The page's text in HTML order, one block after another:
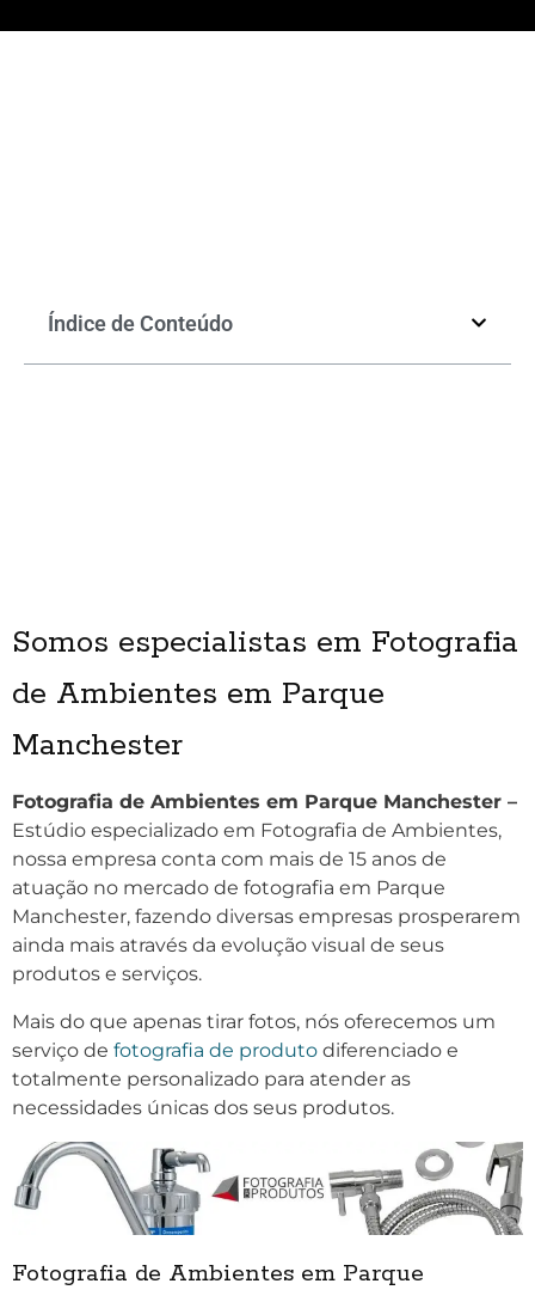
Índice de Conteúdo
Somos especialistas em Fotografia
de Ambientes em Parque
Manchester
Fotografia de Ambientes em Parque Manchester –
Estúdio especializado em Fotografia de Ambientes,
nossa empresa conta com mais de 15 anos de
atuação no mercado de fotografia em Parque
Manchester, fazendo diversas empresas prosperarem
ainda mais através da evolução visual de seus
produtos e serviços.
Mais do que apenas tirar fotos, nós oferecemos um
serviço de fotografia de produto diferenciado e
totalmente personalizado para atender as
necessidades únicas dos seus produtos.
Fotografia de Ambientes em Parque